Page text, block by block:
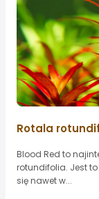
Rotala
Blood Red to
rotundifolia. Jest to
się nawet w...